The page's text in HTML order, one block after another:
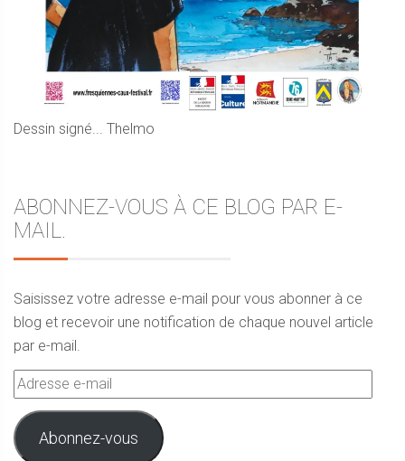
Dessin signé... Thelmo
ABONNEZ-VOUS À CE BLOG PAR E-
MAIL.
Saisissez votre adresse e-mail pour vous abonner à ce
blog et recevoir une notification de chaque nouvel article
par e-mail.
Adresse
e-
mail
Abonnez-vous